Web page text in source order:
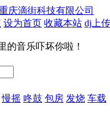
庆滴街科技有限公司
设为首页 收藏本站 dj上传
慢摇 咚鼓 包房 发烧 车载